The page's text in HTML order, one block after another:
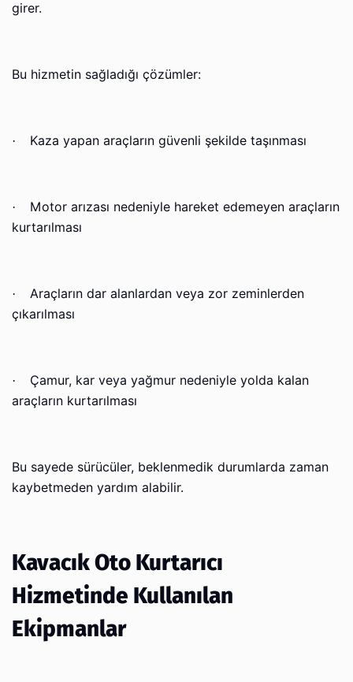
girer.
Bu hizmetin sağladığı çözümler:
· Kaza yapan araçların güvenli şekilde taşınması
·
Motor arızası nedeniyle hareket edemeyen araçların
kurtarılması
·
Araçların dar alanlardan veya zor zeminlerden
çıkarılması
·
Çamur, kar veya yağmur nedeniyle yolda kalan
araçların kurtarılması
Bu sayede sürücüler, beklenmedik durumlarda zaman
kaybetmeden yardım alabilir.
Kavacık Oto Kurtarıcı
Hizmetinde Kullanılan
Ekipmanlar